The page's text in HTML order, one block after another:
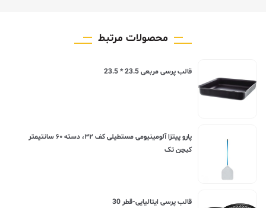
محصولات مرتبط
قالب پرسی مربعی 23.5 * 23.5
پارو پیتزا آلومینیومی مستطیلی کف ۳۲، دسته ۶۰ سانتیمتر
کیچن تک
قالب پرسی ایتالیایی-قطر 30